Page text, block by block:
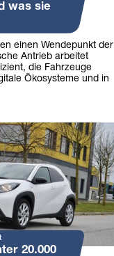
was sie
einen Wendepunkt der
Antrieb arbeitet
die Fahrzeuge
Ökosysteme und in
20.000